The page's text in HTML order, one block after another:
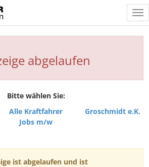
abgelaufen
Bitte wählen Sie:
Alle Kraftfahrer
Jobs m/w
Groschmidt e.K.
ist abgelaufen und ist